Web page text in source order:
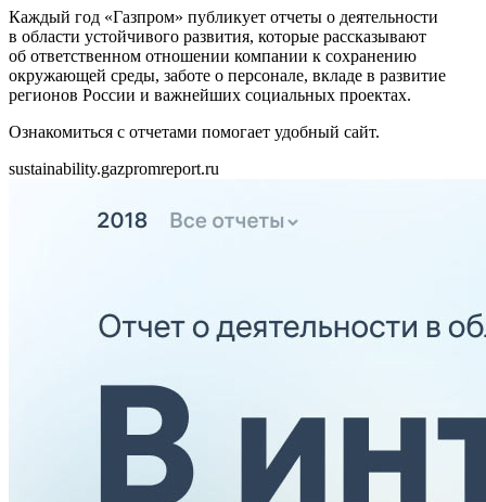
Каждый год «Газпром» публикует отчеты о деятельности
в области устойчивого развития, которые рассказывают
об ответственном отношении компании к сохранению
окружающей среды, заботе о персонале, вкладе в развитие
регионов России и важнейших социальных проектах.
Ознакомиться с отчетами помогает удобный сайт.
sustainability.gazpromreport.ru